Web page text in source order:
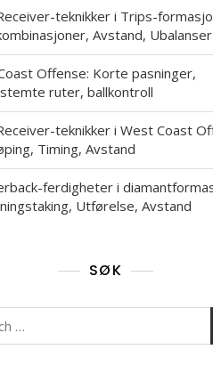
teknikker i Trips-
Avstand, Ubalanser
Offense: Korte pasninger,
ruter, ballkontroll
teknikker i West Coast
Timing, Avstand
ferdigheter i
Utførelse, Avstand
SØK